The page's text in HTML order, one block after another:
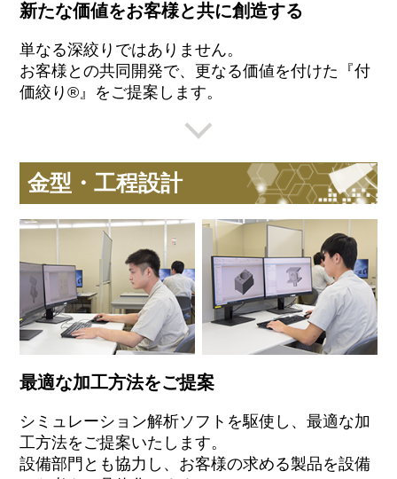
新たな価値をお客様と共に創造する
単なる深絞りではありません。
お客様との共同開発で、更なる価値を付けた『付
価絞り®』をご提案します。
金型・工程設計
最適な加工方法をご提案
シミュレーション解析ソフトを駆使し、最適な加
工方法をご提案いたします。
設備部門とも協力し、お客様の求める製品を設備